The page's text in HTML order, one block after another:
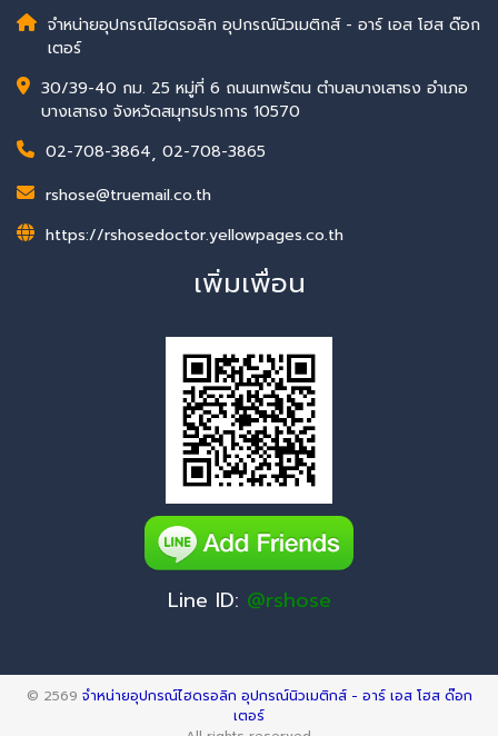
จำหน่ายอุปกรณ์ไฮดรอลิก อุปกรณ์นิวเมติกส์ - อาร์ เอส โฮส ด๊อก
เตอร์
30/39-40 กม. 25 หมู่ที่ 6 ถนนเทพรัตน ตำบลบางเสาธง อำเภอ
บางเสาธง จังหวัดสมุทรปราการ 10570
02-708-3864, 02-708-3865
rshose@truemail.co.th
https://rshosedoctor.yellowpages.co.th
เพิ่มเพื่อน
Line ID: @rshose
© 2569 จำหน่ายอุปกรณ์ไฮดรอลิก อุปกรณ์นิวเมติกส์ - อาร์ เอส โฮส ด๊อก
เตอร์